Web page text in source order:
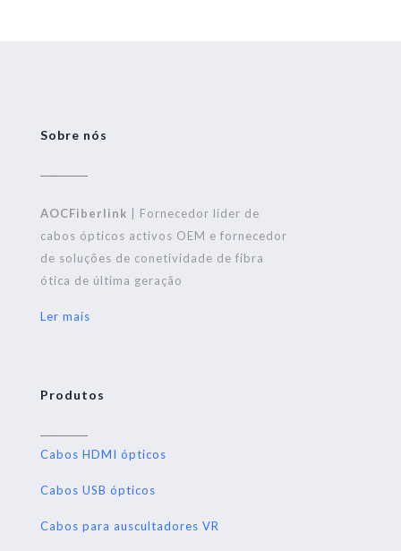
Sobre nós
AOCFiberlink | Fornecedor líder de
cabos ópticos activos OEM e fornecedor
de soluções de conetividade de fibra
ótica de última geração
Ler mais
Produtos
Cabos HDMI ópticos
Cabos USB ópticos
Cabos para auscultadores VR